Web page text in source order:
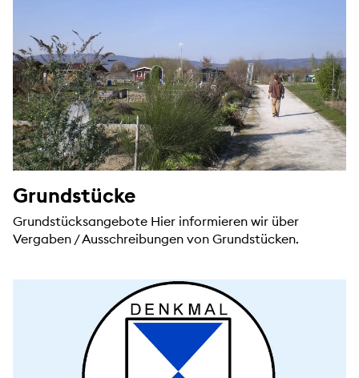
Grundstücke
Grundstücksangebote Hier informieren wir über
Vergaben / Ausschreibungen von Grundstücken.